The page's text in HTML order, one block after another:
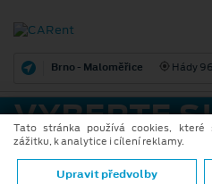
Brno - Maloměřice Hády
VYBERTE
Model
Tato stránka používá cookies,
zážitku, k analytice i cílení reklamy.
Upravit předvolby